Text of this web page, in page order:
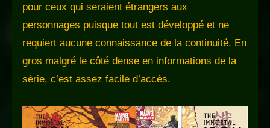
pour ceux qui seraient étrangers aux
personnages puisque tout est développé et ne
requiert aucune connaissance de la continuité. En
gros malgré le côté dense en informations de la
série, c’est assez facile d’accès.